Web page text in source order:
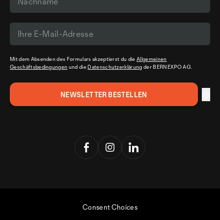
Mit dem Absenden des Formulars akzeptierst du dieAllgemeinen
Geschäftsbedingungen und die Datenschutzerklärung der BERNEXPO AG.
Consent Choices